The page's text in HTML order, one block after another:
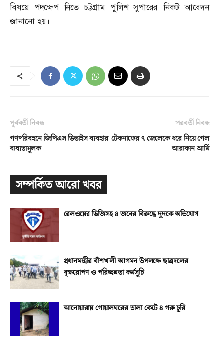
বিষয়ে পদক্ষেপ নিতে চট্টগ্রাম পুলিশ সুপারের নিকট আবেদন
জানানো হয়।
পূর্ববর্তী নিবন্ধ
গণপরিবহনে জিপিএস ডিভাইস ব্যবহার
বাধ্যতামূলক
পরবর্তী নিবন্ধ
টেকনাফের ৭ জেলেকে ধরে নিয়ে গেল
আরাকান আর্মি
সম্পর্কিত আরো খবর
রেলওয়ের ডিজিসহ ৪ জনের বিরুদ্ধে দুদকে অভিযোগ
প্রধানমন্ত্রীর বাঁশখালী আগমন উপলক্ষে ছাত্রদলের
বৃক্ষরোপণ ও পরিচ্ছন্নতা কর্মসূচি
আনোয়ারায় গোয়ালঘরের তালা কেটে ৪ গরু চুরি